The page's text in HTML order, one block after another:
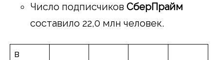
Число подписчиков СберПрайм
составило 22,0 млн человек.
в